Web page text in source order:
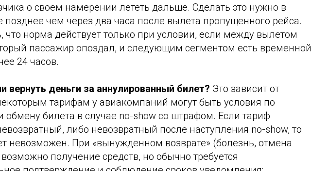
о своем намерении лететь дальше. Сделать это нужно в
позднее чем через два часа после вылета пропущенного рейса.
что норма действует только при условии, если между вылетом
пассажир опоздал, и следующим сегментом есть временной
24 часов.
вернуть деньги за аннулированный билет? Это зависит от
тарифам у авиакомпаний могут быть условия по
обмену билета в случае no-show со штрафом. Если тариф
либо невозвратный после наступления no-show, то
невозможен. При «вынужденном возврате» (болезнь, отмена
получение средств, но обычно требуется